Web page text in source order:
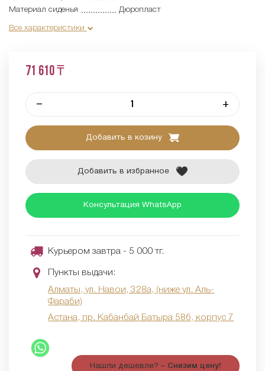
Материал сиденья
Дюропласт
Все характеристики
71 610 ₸
– +
Добавить в козину
Добавить в избранное
Консультация WhatsApp
Курьером завтра - 5 000 тг.
Пункты выдачи:
Алматы, ул. Навои, 328а, (ниже ул. Аль-
Фараби)
Астана, пр. Кабанбай Батыра 58б, корпус 7
Нашли дешевле? – Снизим цену!